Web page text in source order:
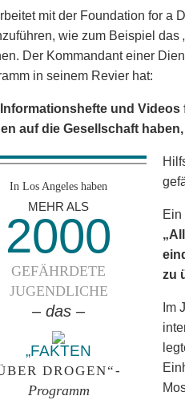
mit der Foundation for a
wie zum Beispiel das
Der Kommandant einer
in seinem Revier hat:
Informationshefte und
auf die Gesellschaft
In Los Angeles haben
MEHR ALS
2000
GEFÄHRDETE
JUGENDLICHE
– das –
„FAKTEN
DROGEN“-
Programm
Ein
zu
Im